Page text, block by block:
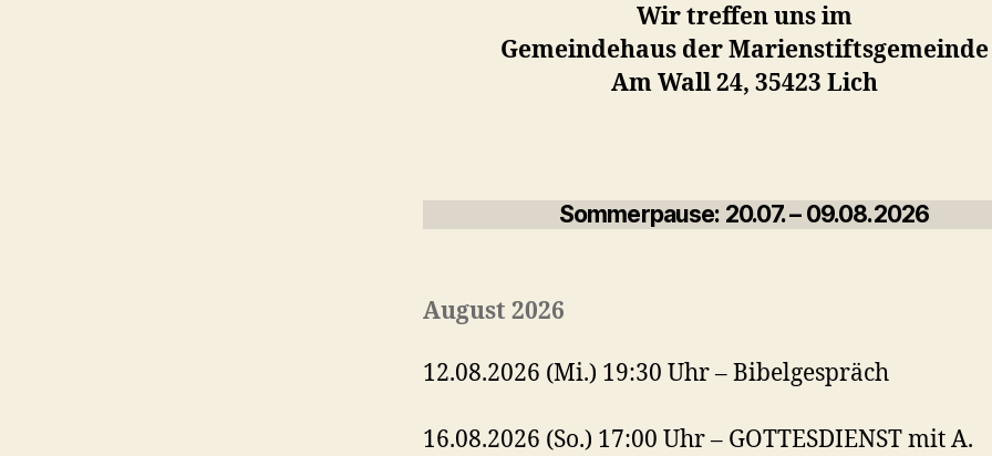
Wir treffen uns im
Gemeindehaus der Marienstiftsgemeinde
Am Wall 24, 35423 Lich
Sommerpause: 20.07. – 09.08.2026
August 2026
12.08.2026 (Mi.) 19:30 Uhr – Bibelgespräch
16.08.2026 (So.) 17:00 Uhr – GOTTESDIENST mit A.